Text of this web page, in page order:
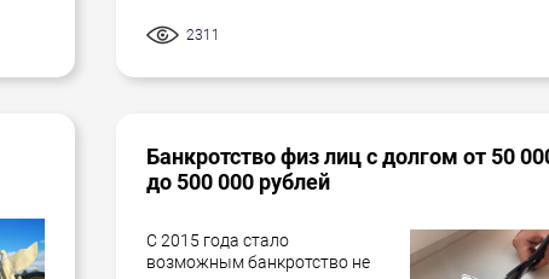
2311
Банкротство физ лиц с долгом от 50
до 500 000 рублей
С 2015 года стало
возможным банкротство не